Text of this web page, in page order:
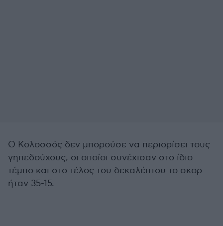
Ο Κολοσσός δεν μπορούσε να περιορίσει τους
γηπεδούχους, οι οποίοι συνέχισαν στο ίδιο
τέμπο και στο τέλος του δεκαλέπτου το σκορ
ήταν 35-15.